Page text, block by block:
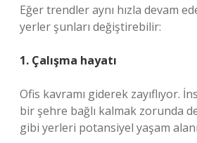
Eğer trendler aynı hızla devam
yerler şunları değiştirebilir:
1. Çalışma hayatı
Ofis kavramı giderek zayıflıyor.
bir şehre bağlı kalmak zorunda
gibi yerleri potansiyel yaşam